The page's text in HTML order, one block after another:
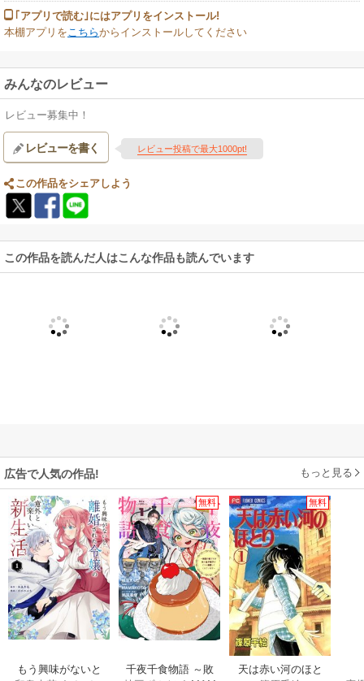
｢アプリで読む｣にはアプリをインストール!
本棚アプリを こちらからインストールしてください
みんなのレビュー
レビュー募集中！
レビューを書く レビュー投稿で最大1000pt!
この作品をシェアしよう
この作品を読んだ人はこんな作品も読んでいます
広告で人気の作品! もっと見る
もう興味がないと
無料
千夜千食物語 ～敗
無料
天は赤い河のほと